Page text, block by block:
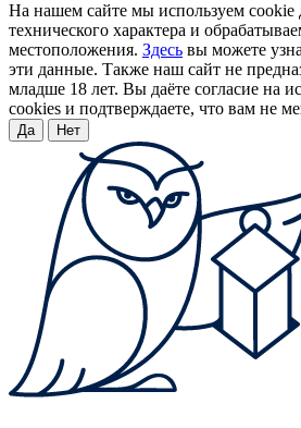
На нашем сайте мы используем cookie
технического характера и
местоположения. Здесь вы можете
эти данные. Также наш сайт не
младше 18 лет. Вы даёте согласие на
cookies и подтверждаете, что вам не
Да Нет